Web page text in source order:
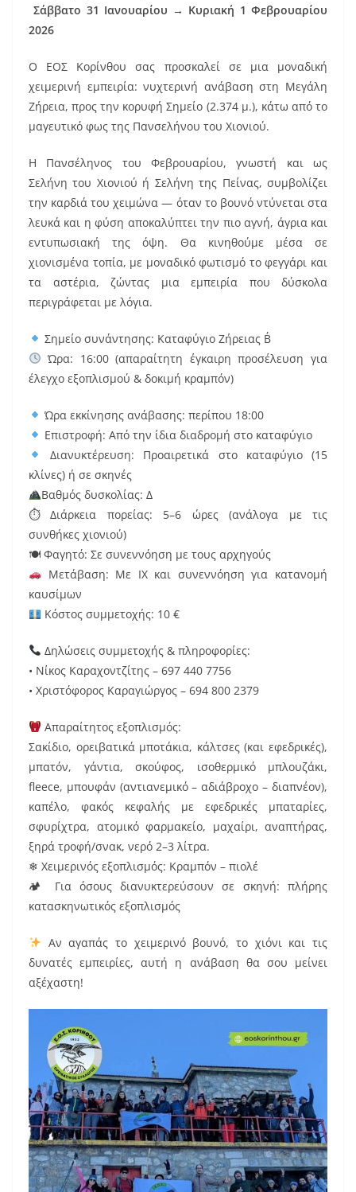
e
o
o
k
l e
Σάββατο 31 Ιανουαρίου → Κυριακή 1 Φεβρουαρίου
2026
Ο ΕΟΣ Κορίνθου σας προσκαλεί σε μια μοναδική
χειμερινή εμπειρία: νυχτερινή ανάβαση στη Μεγάλη
Ζήρεια, προς την κορυφή Σημείο (2.374 μ.), κάτω από το
μαγευτικό φως της Πανσελήνου του Χιονιού.
Η Πανσέληνος του Φεβρουαρίου, γνωστή και ως
Σελήνη του Χιονιού ή Σελήνη της Πείνας, συμβολίζει
την καρδιά του χειμώνα — όταν το βουνό ντύνεται στα
λευκά και η φύση αποκαλύπτει την πιο αγνή, άγρια και
εντυπωσιακή της όψη. Θα κινηθούμε μέσα σε
χιονισμένα τοπία, με μοναδικό φωτισμό το φεγγάρι και
τα αστέρια, ζώντας μια εμπειρία που δύσκολα
περιγράφεται με λόγια.
Σημείο συνάντησης: Καταφύγιο Ζήρειας Β΄
Ώρα: 16:00 (απαραίτητη έγκαιρη προσέλευση για
έλεγχο εξοπλισμού & δοκιμή κραμπόν)
Ώρα εκκίνησης ανάβασης: περίπου 18:00
Επιστροφή: Από την ίδια διαδρομή στο καταφύγιο
Διανυκτέρευση: Προαιρετικά στο καταφύγιο (15
κλίνες) ή σε σκηνές
Βαθμός δυσκολίας: Δ
⏱ Διάρκεια πορείας: 5–6 ώρες (ανάλογα με τις
συνθήκες χιονιού)
🍽 Φαγητό: Σε συνεννόηση με τους αρχηγούς
Μετάβαση: Με ΙΧ και συνεννόηση για κατανομή
καυσίμων
Κόστος συμμετοχής: 10 €
Δηλώσεις συμμετοχής & πληροφορίες:
• Νίκος Καραχοντζίτης – 697 440 7756
• Χριστόφορος Καραγιώργος – 694 800 2379
Απαραίτητος εξοπλισμός:
Σακίδιο, ορειβατικά μποτάκια, κάλτσες (και εφεδρικές),
μπατόν, γάντια, σκούφος, ισοθερμικό μπλουζάκι,
fleece, μπουφάν (αντιανεμικό – αδιάβροχο – διαπνέον),
καπέλο, φακός κεφαλής με εφεδρικές μπαταρίες,
σφυρίχτρα, ατομικό φαρμακείο, μαχαίρι, αναπτήρας,
ξηρά τροφή/σνακ, νερό 2–3 λίτρα.
❄ Χειμερινός εξοπλισμός: Κραμπόν – πιολέ
🏕 Για όσους διανυκτερεύσουν σε σκηνή: πλήρης
κατασκηνωτικός εξοπλισμός
Αν αγαπάς το χειμερινό βουνό, το χιόνι και τις
δυνατές εμπειρίες, αυτή η ανάβαση θα σου μείνει
αξέχαστη!